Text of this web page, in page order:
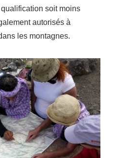
soit moins
autorisés à
les montagnes.